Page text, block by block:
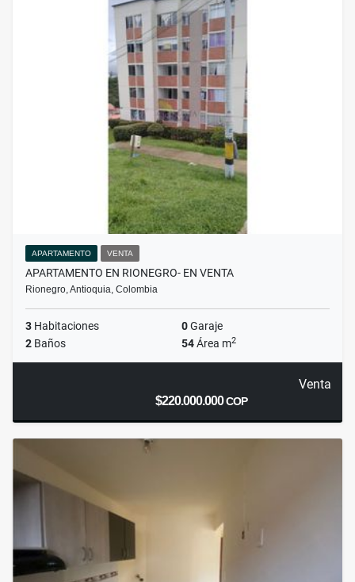
APARTAMENTO VENTA
APARTAMENTO EN RIONEGRO- EN VENTA
Rionegro, Antioquia, Colombia
3 Habitaciones 0Garaje
2 Baños 54Área m2
Venta
$220.000.000COP